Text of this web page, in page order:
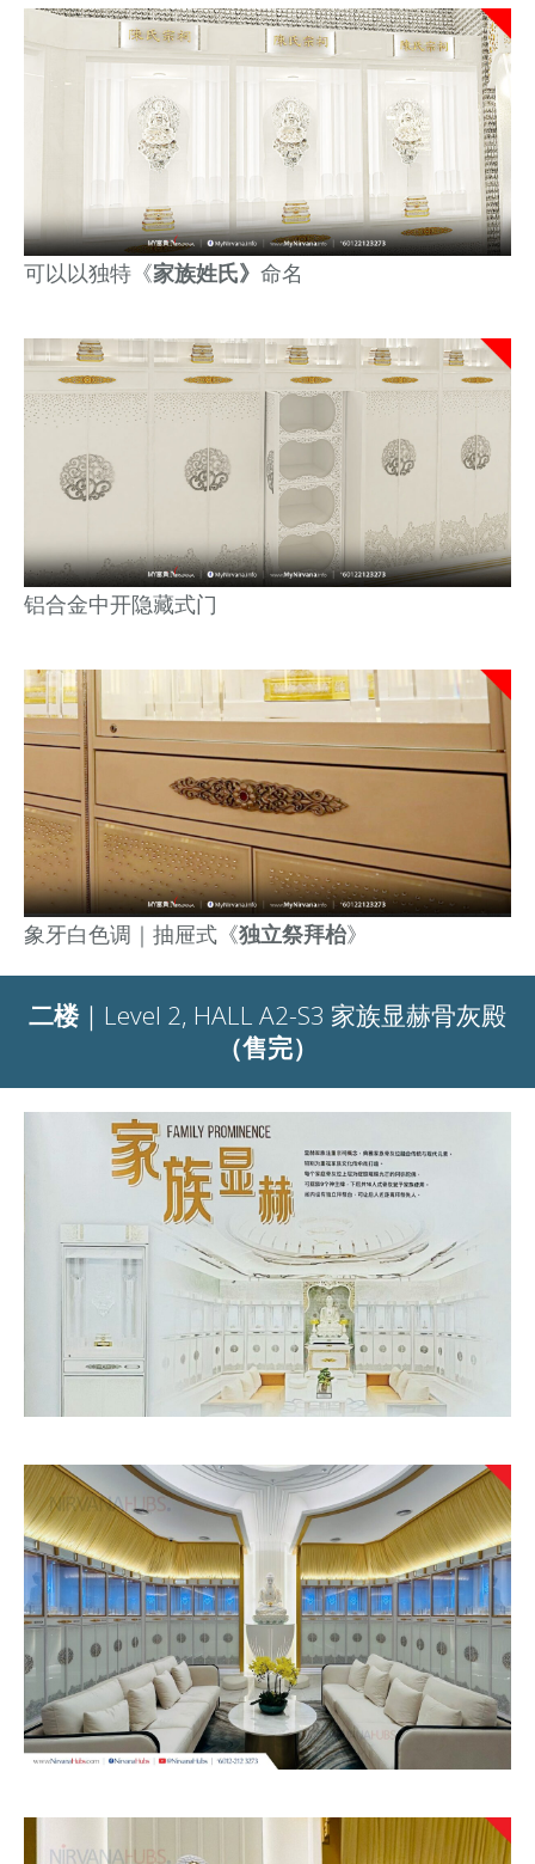
可以以独特《家族姓氏》 命名
铝合金中开隐藏式门
象牙白色调｜抽屉式《独立祭拜枱》
二楼｜Level 2, HALL A2-S3 家族显赫骨灰殿
（售完）